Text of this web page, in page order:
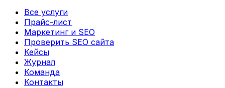
Все услуги
Прайс-лист
Маркетинг и SEO
Проверить SEO сайта
Кейсы
Журнал
Команда
Контакты